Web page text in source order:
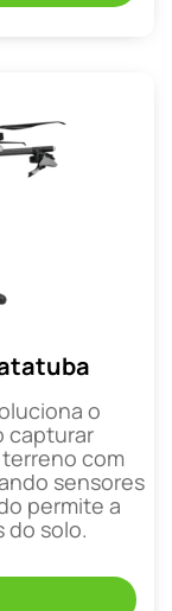
o
capturar
com
sensores
permite a
do solo.